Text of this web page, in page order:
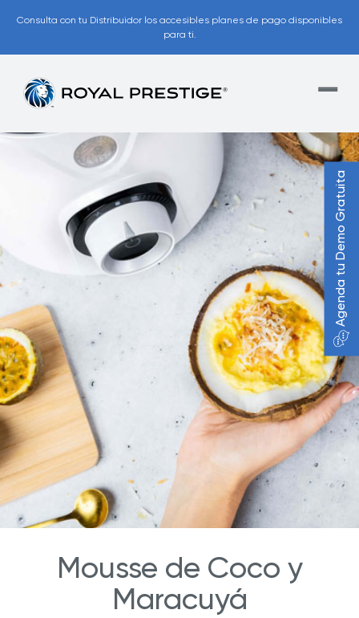
Consulta con tu Distribuidor los accesibles planes de pago disponibles
para ti.
Mousse de Coco y
Maracuyá
Agenda tu Demo Gratuita